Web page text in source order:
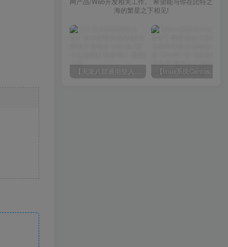
海的繁星之下相见!
【天龙八部通用登入器】站长推荐经典武侠3D唯美江湖端游-2024年7月15日最新打包整理！